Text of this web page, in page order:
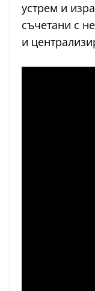
устрем и
съчетани с
и